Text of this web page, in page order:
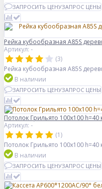
ЗАПРОСИТЬ ЦЕНУЗАПРОС ЦЕНЫ
Рейка кубообразная A85S
Артикул: -
(3)
Рейка кубообразная A85S
В наличии
ЗАПРОСИТЬ ЦЕНУЗАПРОС ЦЕНЫ
Потолок Грильято 100x100 h=40
Артикул: -
(1)
Потолок Грильято 100x100 h=40
В наличии
ЗАПРОСИТЬ ЦЕНУЗАПРОС ЦЕНЫ